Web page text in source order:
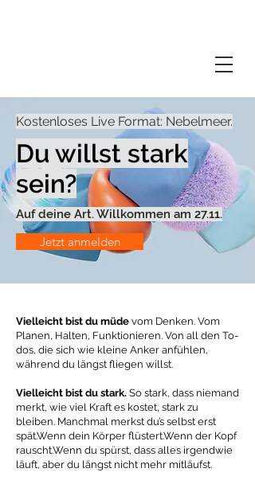
Kostenloses Live Format: Nebelmeer.
Du willst stark
sein?
Auf deine Art. Willkommen am 27.11.
Jetzt anmelden
Vielleicht bist du müde vom Denken. Vom
Planen, Halten, Funktionieren. Von all den To-
dos, die sich wie kleine Anker anfühlen,
während du längst fliegen willst.
Vielleicht bist du stark. So stark, dass niemand
merkt, wie viel Kraft es kostet, stark zu
bleiben. Manchmal merkst du’s selbst erst
spät.Wenn dein Körper flüstert.Wenn der Kopf
rauscht.Wenn du spürst, dass alles irgendwie
läuft, aber du längst nicht mehr mitläufst.